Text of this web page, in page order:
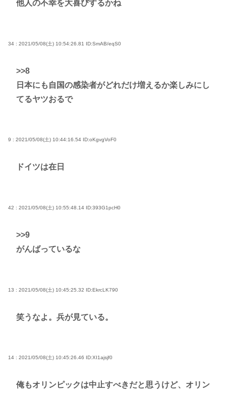
他人の不幸を大喜びするかね
34 : 2021/05/08(土) 10:54:26.81 ID:SmAB/eqS0
>>8
日本にも自国の感染者がどれだけ増えるか楽しみにし
てるヤツおるで
9 : 2021/05/08(土) 10:44:16.54 ID:oKgvgVoF0
ドイツは在日
42 : 2021/05/08(土) 10:55:48.14 ID:393G1pcH0
>>9
がんばっているな
13 : 2021/05/08(土) 10:45:25.32 ID:EkrcLK790
笑うなよ。兵が見ている。
14 : 2021/05/08(土) 10:45:26.46 ID:XI1ajsjf0
俺もオリンピックは中止すべきだと思うけど、オリン